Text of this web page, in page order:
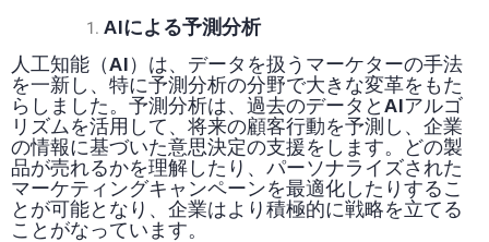
AIによる予測分析
人工知能（AI）は、データを扱うマーケターの手法
を一新し、特に予測分析の分野で大きな変革をもた
らしました。予測分析は、過去のデータとAIアルゴ
リズムを活用して、将来の顧客行動を予測し、企業
の情報に基づいた意思決定の支援をします。どの製
品が売れるかを理解したり、パーソナライズされた
マーケティングキャンペーンを最適化したりするこ
とが可能となり、企業はより積極的に戦略を立てる
ことがなっています。